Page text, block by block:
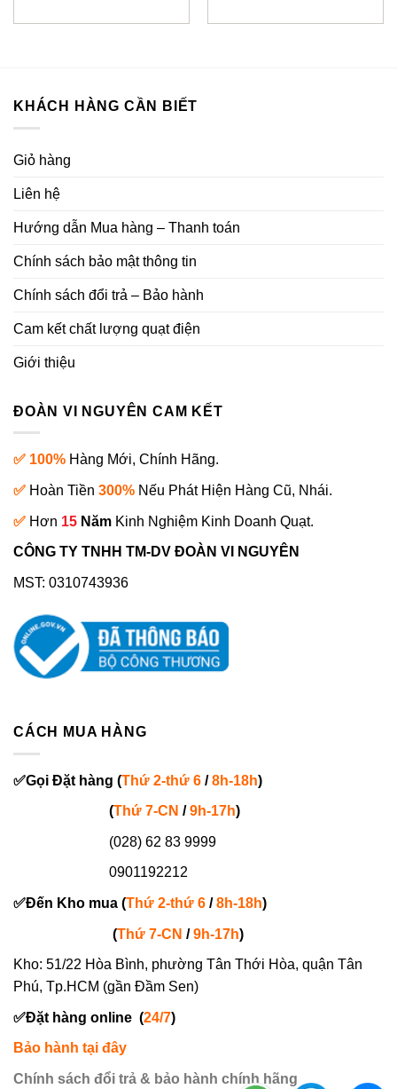
KHÁCH HÀNG CẦN BIẾT
Giỏ hàng
Liên hệ
Hướng dẫn Mua hàng – Thanh toán
Chính sách bảo mật thông tin
Chính sách đổi trả – Bảo hành
Cam kết chất lượng quạt điện
Giới thiệu
ĐOÀN VI NGUYÊN CAM KẾT
✅ 100% Hàng Mới, Chính Hãng.
✅ Hoàn Tiền 300% Nếu Phát Hiện Hàng Cũ, Nhái.
✅ Hơn 15 Năm Kinh Nghiệm Kinh Doanh Quạt.
CÔNG TY TNHH TM-DV ĐOÀN VI NGUYÊN
MST: 0310743936
CÁCH MUA HÀNG
✅Gọi Đặt hàng (Thứ 2-thứ 6 /8h-18h)
(Thứ 7-CN /9h-17h)
(028) 62 83 9999
0901192212
✅Đến Kho mua (Thứ 2-thứ 6 /8h-18h)
(Thứ 7-CN /9h-17h)
Kho: 51/22 Hòa Bình, phường Tân Thới Hòa, quận Tân
Phú, Tp.HCM (gần Đầm Sen)
✅Đặt hàng online (24/7)
Bảo hành tại đây
Chính sách đổi trả & bảo hành chính hãng